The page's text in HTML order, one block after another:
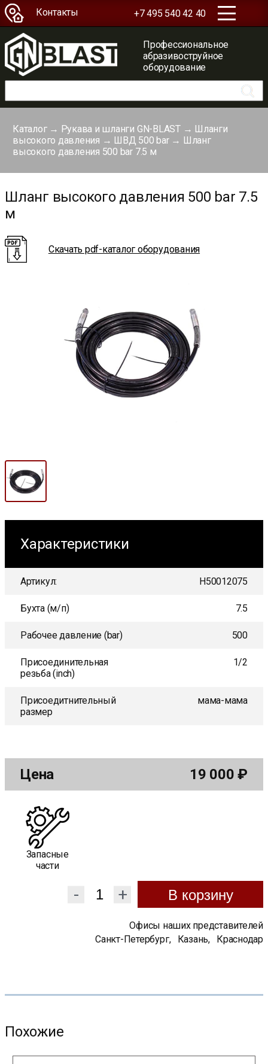
Контакты +7 495 540 42 40
Профессиональное
абразивоструйное
оборудование
Каталог→ Рукава и шланги GN-BLAST→ Шланги
высокого давления → ШВД 500 bar→ Шланг
высокого давления 500 bar 7.5 м
Шланг высокого давления 500 bar 7.5
м
Скачать pdf-каталог оборудования
Характеристики
Артикул: H50012075
Бухта (м/п) 7.5
Рабочее давление (bar) 500
Присоединительная
резьба (inch)
1/2
Присоедитнительный
размер
мама-мама
Цена 19 000₽
Запасные
части
- + В корзину
Офисы наших представителей
Санкт-Петербург, Казань, Краснодар
Похожие